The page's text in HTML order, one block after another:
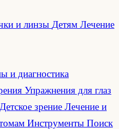
и линзы Детям Лечение
и диагностика
Упражнения для глаз
Детское зрение Лечение и
Инструменты Поиск